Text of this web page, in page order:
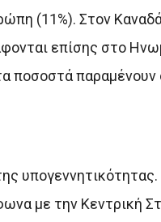
(11%). Στον
επίσης στο
παραμένουν
με την Κεντρική